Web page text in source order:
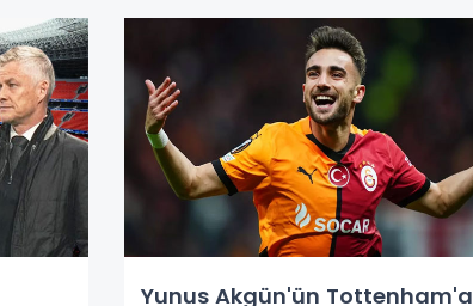
Yunus Akgün'ün Tottenham'a